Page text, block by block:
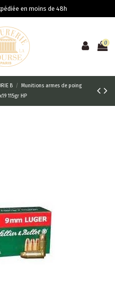
en moins de 48h
0
B
Munitions armes de poing
115gr HP